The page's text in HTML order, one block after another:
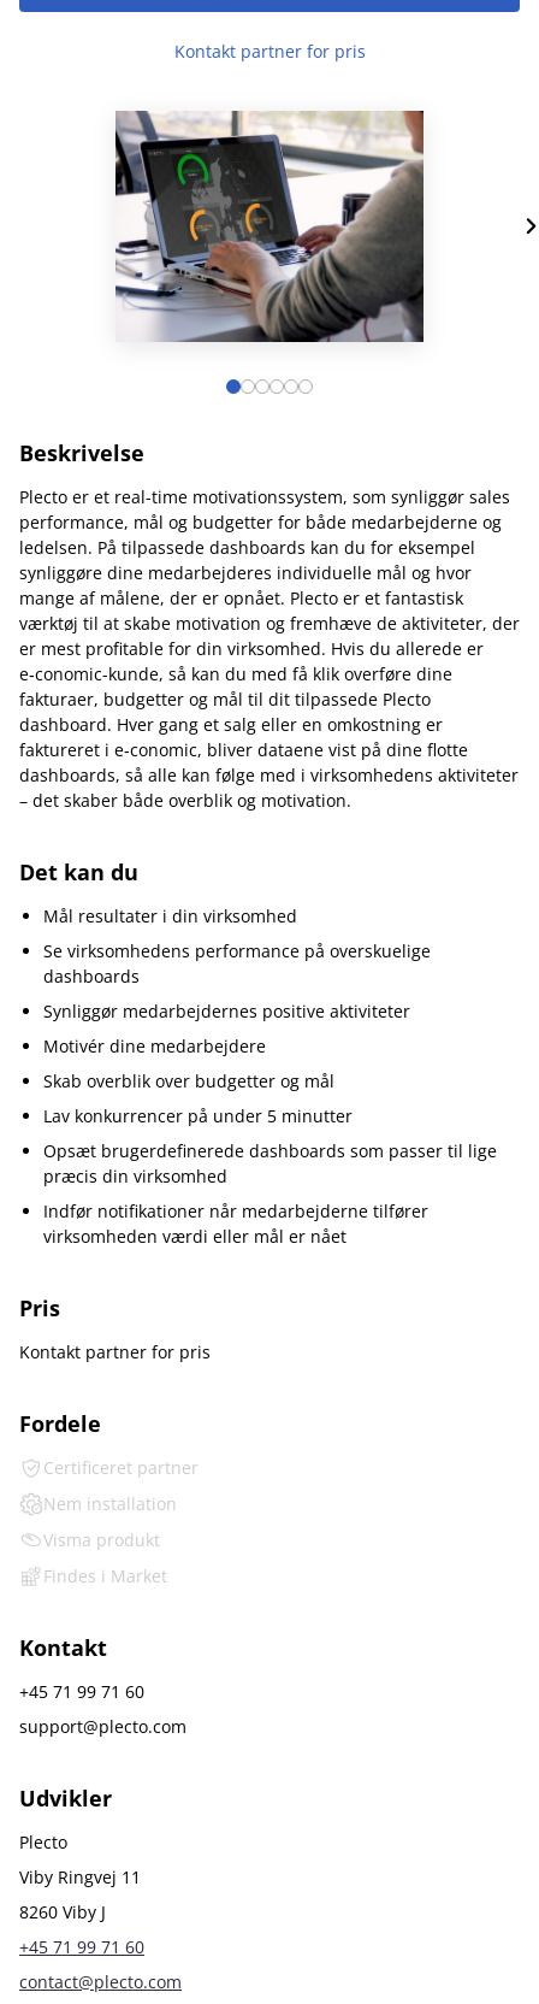
Kontakt partner for pris
Beskrivelse
Plecto er et real-time motivationssystem, som synliggør sales
performance, mål og budgetter for både medarbejderne og
ledelsen. På tilpassede dashboards kan du for eksempel
synliggøre dine medarbejderes individuelle mål og hvor
mange af målene, der er opnået. Plecto er et fantastisk
værktøj til at skabe motivation og fremhæve de aktiviteter, der
er mest profitable for din virksomhed. Hvis du allerede er
e‑conomic-kunde, så kan du med få klik overføre dine
fakturaer, budgetter og mål til dit tilpassede Plecto
dashboard. Hver gang et salg eller en omkostning er
faktureret i e‑conomic, bliver dataene vist på dine flotte
dashboards, så alle kan følge med i virksomhedens aktiviteter
– det skaber både overblik og motivation.
Det kan du
Mål resultater i din virksomhed
Se virksomhedens performance på overskuelige
dashboards
Synliggør medarbejdernes positive aktiviteter
Motivér dine medarbejdere
Skab overblik over budgetter og mål
Lav konkurrencer på under 5 minutter
Opsæt brugerdefinerede dashboards som passer til lige
præcis din virksomhed
Indfør notifikationer når medarbejderne tilfører
virksomheden værdi eller mål er nået
Pris
Kontakt partner for pris
Fordele
Certificeret partner
Nem installation
Visma produkt
Findes i Market
Kontakt
​+45 71 99 71 60
support@plecto.com
Udvikler
Plecto
Viby Ringvej 11
8260 Viby J
+45 71 99 71 60
contact@plecto.com